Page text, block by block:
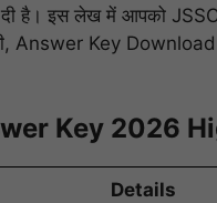
है। इस लेख में आपको
Answer Key
Key 2026
Details